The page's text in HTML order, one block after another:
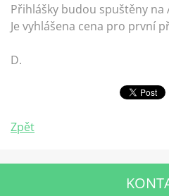
Přihlášky budou spuštěny na
Je vyhlášena cena pro první
D.
Zpět